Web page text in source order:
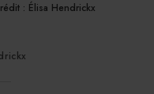
: Élisa Hendrickx